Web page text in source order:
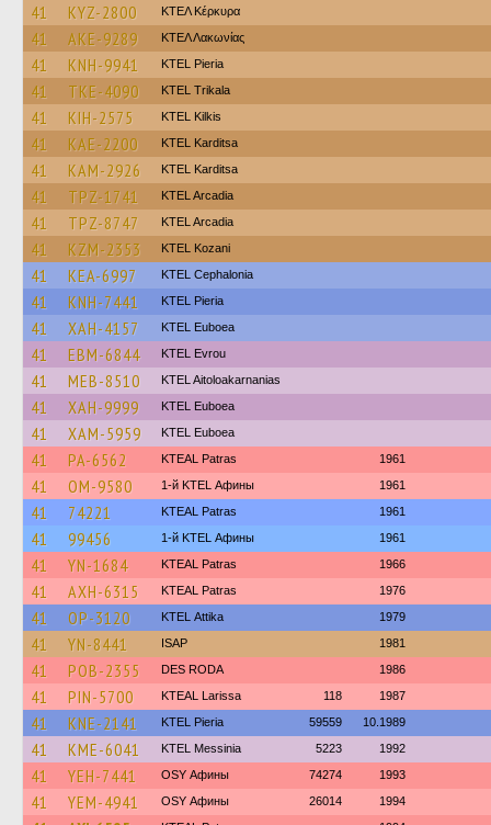
41 KYZ-2800 ΚΤΕΛ Κέρκυρα
41 AKE-9289 ΚΤΕΛ Λακωνίας
41 KNH-9941 KTEL Pieria
41 TKE-4090 ΚΤΕL Τrikala
41 KIH-2575 KTEL Kilkis
41 KAE-2200 ΚΤΕL Karditsa
41 KAM-2926 ΚΤΕL Karditsa
41 TPZ-1741 KTEL Arcadia
41 TPZ-8747 KTEL Arcadia
41 KZM-2353 ΚΤΕL Kozani
41 KEA-6997 KTEL Cephalonia
41 KNH-7441 KTEL Pieria
41 XAH-4157 ΚΤΕL Euboea
41 EBM-6844 KTEL Evrou
41 MEB-8510 KTEL Aitoloakarnanias
41 XAH-9999 ΚΤΕL Euboea
41 XAM-5959 ΚΤΕL Euboea
41 PA-6562 KTEAL Patras 1961
41 OM-9580 1-й KTEL Афины 1961
41 74221 KTEAL Patras 1961
41 99456 1-й KTEL Афины 1961
41 YN-1684 KTEAL Patras 1966
41 AXH-6315 KTEAL Patras 1976
41 OP-3120 KΤΕL Αttika 1979
41 YN-8441 ISAP 1981
41 POB-2355 DES RODA 1986
41 PIN-5700 KTEAL Larissa 118 1987
41 KNE-2141 KTEL Pieria 59559 10.1989
41 KME-6041 KTEL Messinia 5223 1992
41 YEH-7441 OSY Афины 74274 1993
41 YEM-4941 OSY Афины 26014 1994